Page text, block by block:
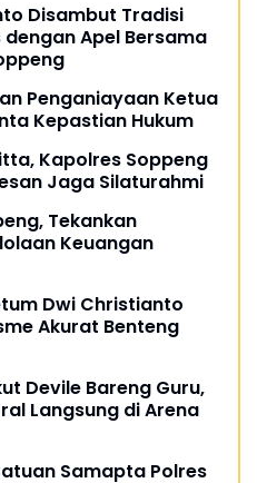
Disambut Tradisi
Apel Bersama
Penganiayaan Ketua
Kepastian Hukum
Kapolres Soppeng
Jaga Silaturahmi
Tekankan
Keuangan
Dwi Christianto
Akurat Benteng
Devile Bareng Guru,
Langsung di Arena
Samapta Polres